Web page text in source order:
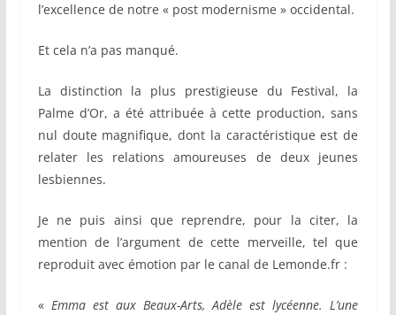
l’excellence de notre « post modernisme » occidental.
Et cela n’a pas manqué.
La distinction la plus prestigieuse du Festival, la
Palme d’Or, a été attribuée à cette production, sans
nul doute magnifique, dont la caractéristique est de
relater les relations amoureuses de deux jeunes
lesbiennes.
Je ne puis ainsi que reprendre, pour la citer, la
mention de l’argument de cette merveille, tel que
reproduit avec émotion par le canal de Lemonde.fr :
« Emma est aux Beaux-Arts, Adèle est lycéenne. L’une